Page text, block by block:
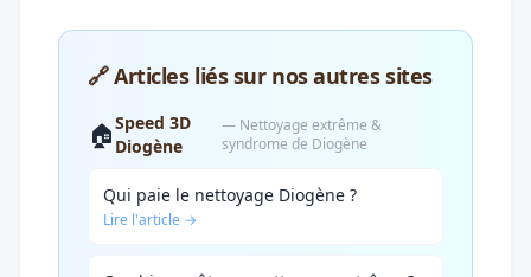
🔗 Articles liés sur nos autres sites
🏠Speed 3D
Diogène
— Nettoyage extrême &
syndrome de Diogène
Qui paie le nettoyage Diogène ?
Lire l'article →